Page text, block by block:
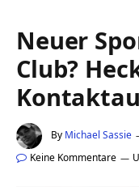
Neuer
Club?
By Michael Sassie
Keine Kommentare